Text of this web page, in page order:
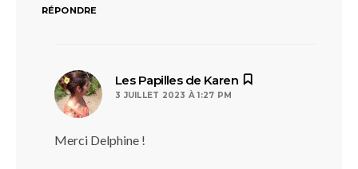
RÉPONDRE
Les Papilles de Karen
3 JUILLET 2023 À 1:27 PM
Merci Delphine !